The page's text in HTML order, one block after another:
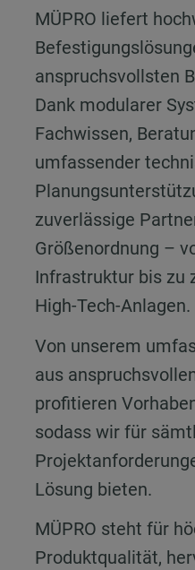
MÜPRO liefert
anspruchsvollsten
Dank modularer
Fachwissen,
umfassender
zuverlässige
Größenordnung –
Infrastruktur bis zu
High-Tech-Anlagen.
Von unserem
aus
profitieren
sodass wir für
Lösung bieten.
MÜPRO steht für
Produktqualität,